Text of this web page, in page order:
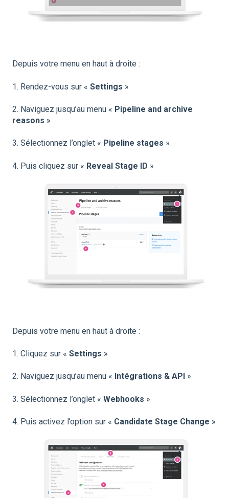
Depuis votre menu en haut à droite :
1. Rendez-vous sur « Settings »
2. Naviguez jusqu’au menu « Pipeline and archive
reasons »
3. Sélectionnez l’onglet « Pipeline stages »
4. Puis cliquez sur « Reveal Stage ID »
Depuis votre menu en haut à droite :
1. Cliquez sur « Settings »
2. Naviguez jusqu’au menu « Intégrations & API »
3. Sélectionnez l’onglet « Webhooks »
4. Puis activez l’option sur « Candidate Stage Change »